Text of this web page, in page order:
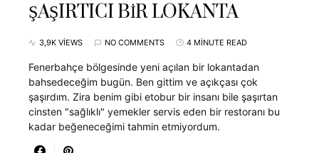
ŞAŞIRTICI BİR LOKANTA
3,9K VIEWS NO COMMENTS 4 MINUTE READ
Fenerbahçe bölgesinde yeni açılan bir lokantadan
bahsedeceğim bugün. Ben gittim ve açıkçası çok
şaşırdım. Zira benim gibi etobur bir insanı bile şaşırtan
cinsten "sağlıklı" yemekler servis eden bir restoranı bu
kadar beğeneceğimi tahmin etmiyordum.